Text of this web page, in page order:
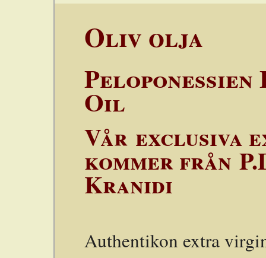
Oliv olja
Oil
Vår exclusiva
kommer från
Kranidi
Authentikon extra